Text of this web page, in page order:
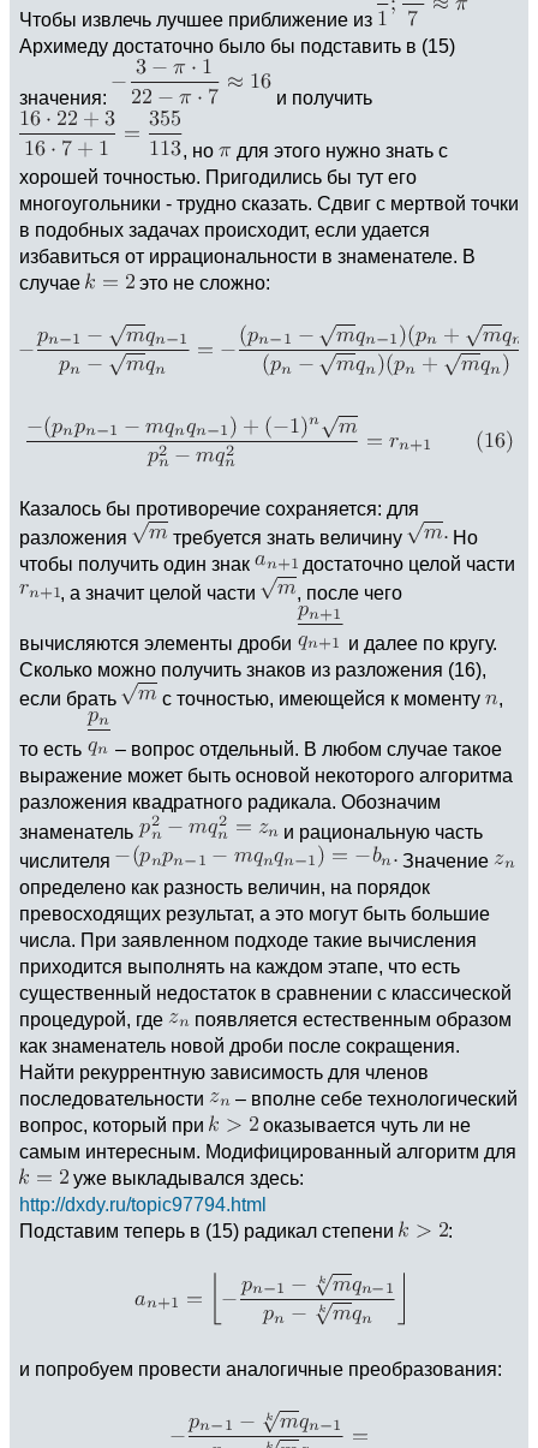
Чтобы извлечь лучшее приближение из
Архимеду достаточно было бы подставить в (15)
значения: и получить
, но
для этого нужно знать с
хорошей точностью. Пригодились бы тут его
многоугольники - трудно сказать. Сдвиг с мертвой точки
в подобных задачах происходит, если удается
избавиться от иррациональности в знаменателе. В
случае
это не сложно:
Казалось бы противоречие сохраняется: для
разложения
требуется знать величину
Но
чтобы получить один знак
достаточно целой части
, а значит целой части
, после чего
вычисляются элементы дроби
и далее по кругу.
Сколько можно получить знаков из разложения (16),
если брать
с точностью, имеющейся к моменту ,
то есть
– вопрос отдельный. В любом случае такое
выражение может быть основой некоторого алгоритма
разложения квадратного радикала. Обозначим
знаменатель
и рациональную часть
числителя
Значение
определено как разность величин, на порядок
превосходящих результат, а это могут быть большие
числа. При заявленном подходе такие вычисления
приходится выполнять на каждом этапе, что есть
существенный недостаток в сравнении с классической
процедурой, где
появляется естественным образом
как знаменатель новой дроби после сокращения.
Найти рекуррентную зависимость для членов
последовательности
– вполне себе технологический
вопрос, который при
оказывается чуть ли не
самым интересным. Модифицированный алгоритм для
уже выкладывался здесь:
http://dxdy.ru/topic97794.html
Подставим теперь в (15) радикал степени
:
и попробуем провести аналогичные преобразования: